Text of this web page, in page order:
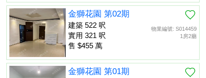
物業編號: S014459
1房2廳
金獅花園 第02期
建築 522 呎
實用 321 呎
售 $455 萬
金獅花園 第01期